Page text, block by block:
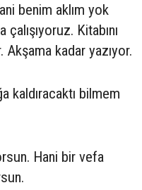
benim aklım yok
Kitabını
kadar yazıyor.
kaldıracaktı bilmem
Hani bir vefa